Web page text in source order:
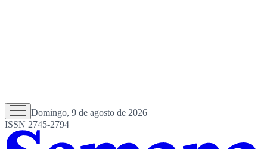
Domingo, 9 de agosto de 2026
ISSN 2745-2794